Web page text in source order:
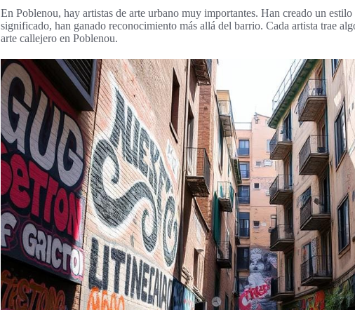
En Poblenou, hay artistas de arte urbano muy importantes. Han creado un
significado, han ganado reconocimiento más allá del barrio. Cada artista trae
arte callejero en Poblenou.